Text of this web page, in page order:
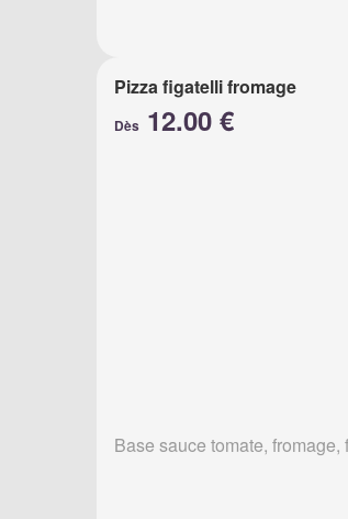
Pizza figatelli fromage
Dès 12.00 €
Base sauce tomate, fromage,